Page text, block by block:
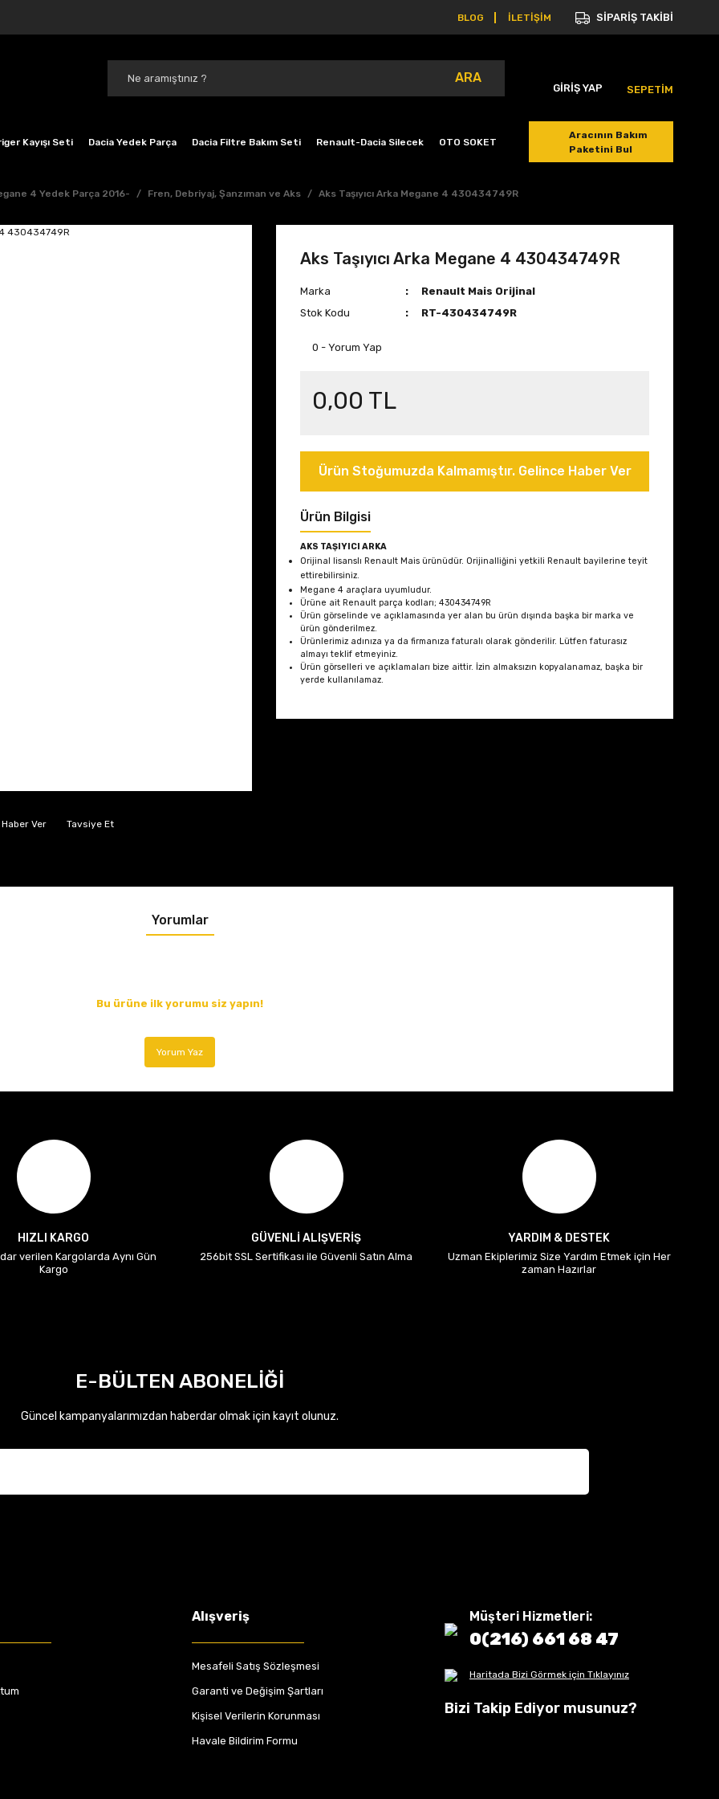
BLOG İLETİŞİM SİPARİŞ TAKİBİ
ARA
GİRİŞ YAP SEPETİM
Kayışı Seti Dacia Yedek Parça Dacia Filtre Bakım Seti Renault-Dacia Silecek OTO SOKET
Aracının Bakım
Paketini Bul
4 Yedek Parça 2016- Fren, Debriyaj, Şanzıman ve Aks Aks Taşıyıcı Arka Megane 4 430434749R
Ver Tavsiye Et
Aks Taşıyıcı Arka Megane 4 430434749R
Marka
Renault Mais Orijinal
Stok Kodu
RT-430434749R
0 - Yorum Yap
0,00 TL
Ürün Stoğumuzda Kalmamıştır. Gelince Haber Ver
Ürün Bilgisi
AKS TAŞIYICI ARKA
Orijinal lisanslı Renault Mais ürünüdür. Orijinalliğini yetkili Renault bayilerine teyit
ettirebilirsiniz.
Megane 4 araçlara uyumludur.
Ürüne ait Renault parça kodları; 430434749R
Ürün görselinde ve açıklamasında yer alan bu ürün dışında başka bir marka ve
ürün gönderilmez.
Ürünlerimiz adınıza ya da firmanıza faturalı olarak gönderilir. Lütfen faturasız
almayı teklif etmeyiniz.
Ürün görselleri ve açıklamaları bize aittir. İzin almaksızın kopyalanamaz, başka bir
yerde kullanılamaz.
Yorumlar
Bu ürüne ilk yorumu siz yapın!
Yorum Yaz
HIZLI KARGO
verilen Kargolarda Aynı Gün
Kargo
GÜVENLİ ALIŞVERİŞ
256bit SSL Sertifikası ile Güvenli Satın Alma
YARDIM & DESTEK
Uzman Ekiplerimiz Size Yardım Etmek için Her
zaman Hazırlar
E-BÜLTEN ABONELİĞİ
Güncel kampanyalarımızdan haberdar olmak için kayıt olunuz.
Alışveriş
Mesafeli Satış Sözleşmesi
Garanti ve Değişim Şartları
Kişisel Verilerin Korunması
Havale Bildirim Formu
Müşteri Hizmetleri:
0(216) 661 68 47
Haritada Bizi Görmek için Tıklayınız
Bizi Takip Ediyor musunuz?